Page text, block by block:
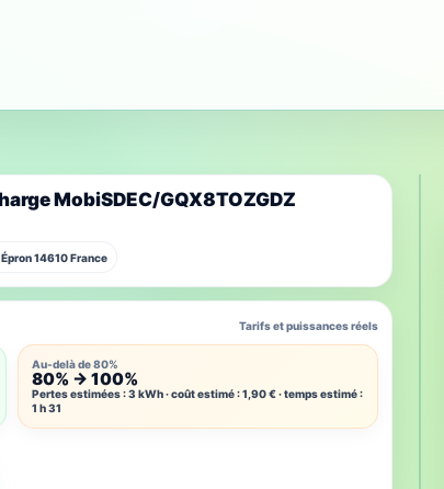
MobiSDEC/GQX8TOZGDZ
Épron 14610 France
Tarifs et puissances réels
Au-delà de 80%
80% → 100%
Pertes estimées : 3 kWh · coût estimé : 1,90 € · temps estimé :
1 h 31